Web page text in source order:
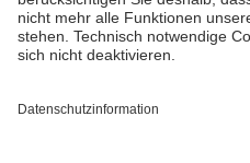
Barrierefreiheit